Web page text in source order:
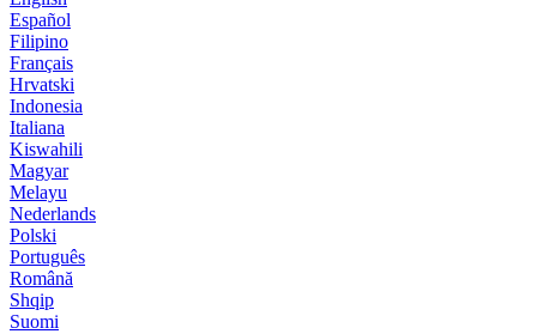
Español
Filipino
Français
Hrvatski
Indonesia
Italiana
Kiswahili
Magyar
Melayu
Nederlands
Polski
Português
Română
Shqip
Suomi